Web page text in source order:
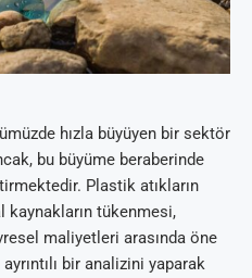
hızla büyüyen bir sektör
bu büyüme beraberinde
Plastik atıkların
kaynakların tükenmesi,
maliyetleri arasında öne
bir analizini yaparak